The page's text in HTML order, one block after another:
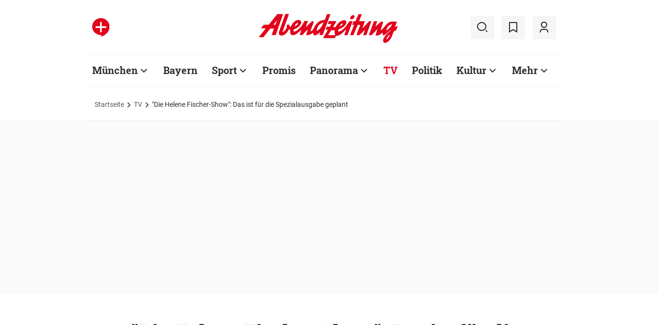
München Bayern Sport Promis Panorama TV Politik Kultur Mehr
Startseite TV "Die Helene Fischer-Show": Das ist für die Spezialausgabe geplant